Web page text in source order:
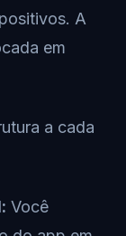
A
em
a cada
Você